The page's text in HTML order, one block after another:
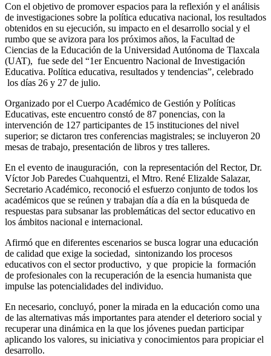
Con el objetivo de promover espacios para la reflexión y el análisis
de investigaciones sobre la política educativa nacional, los resultados
obtenidos en su ejecución, su impacto en el desarrollo social y el
rumbo que se avizora para los próximos años, la Facultad de
Ciencias de la Educación de la Universidad Autónoma de Tlaxcala
(UAT), fue sede del “1er Encuentro Nacional de Investigación
Educativa. Política educativa, resultados y tendencias”, celebrado
los días 26 y 27 de julio.
Organizado por el Cuerpo Académico de Gestión y Políticas
Educativas, este encuentro constó de 87 ponencias, con la
intervención de 127 participantes de 15 instituciones del nivel
superior; se dictaron tres conferencias magistrales; se incluyeron 20
mesas de trabajo, presentación de libros y tres talleres.
En el evento de inauguración, con la representación del Rector, Dr.
Víctor Job Paredes Cuahquentzi, el Mtro. René Elizalde Salazar,
Secretario Académico, reconoció el esfuerzo conjunto de todos los
académicos que se reúnen y trabajan día a día en la búsqueda de
respuestas para subsanar las problemáticas del sector educativo en
los ámbitos nacional e internacional.
Afirmó que en diferentes escenarios se busca lograr una educación
de calidad que exige la sociedad, sintonizando los procesos
educativos con el sector productivo, y que propicie la formación
de profesionales con la recuperación de la esencia humanista que
impulse las potencialidades del individuo.
En necesario, concluyó, poner la mirada en la educación como una
de las alternativas más importantes para atender el deterioro social y
recuperar una dinámica en la que los jóvenes puedan participar
aplicando los valores, su iniciativa y conocimientos para propiciar el
desarrollo.